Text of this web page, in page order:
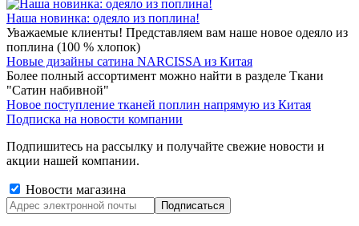
Наша новинка: одеяло из поплина!
Уважаемые клиенты! Представляем вам наше новое одеяло из
поплина (100 % хлопок)
Новые дизайны сатина NARCISSA из Китая
Более полный ассортимент можно найти в разделе Ткани
"Сатин набивной"
Новое поступление тканей поплин напрямую из Китая
Подписка на новости компании
Подпишитесь на рассылку и получайте свежие новости и
акции нашей компании.
Новости магазина